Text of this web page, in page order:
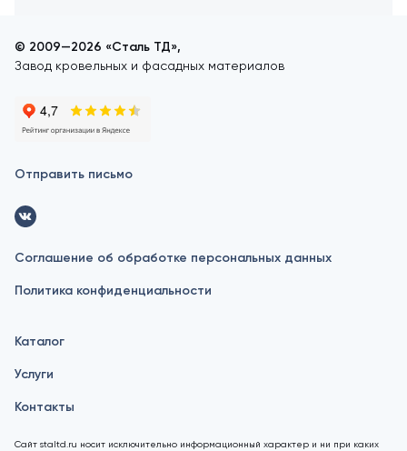
© 2009—2026 «Сталь ТД»,
Завод кровельных и фасадных материалов
Отправить письмо
Соглашение об обработке персональных данных
Политика конфиденциальности
Каталог
Услуги
Контакты
Сайт staltd.ru носит исключительно информационный характер и ни при каких